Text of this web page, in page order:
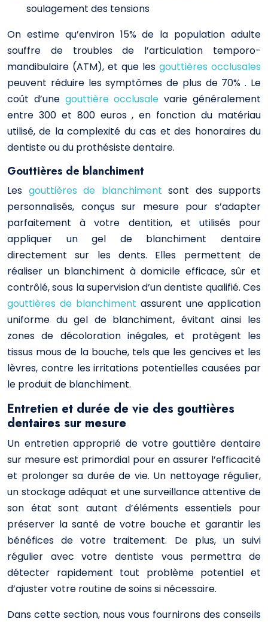
soulagement des tensions
On estime qu’environ 15%de la population adulte
souffre de troubles de l’articulation temporo-
mandibulaire (ATM), et que les gouttières occlusales
peuvent réduire les symptômes de plus de 70%. Le
coût d’une gouttière occlusalevarie généralement
entre 300 et 800 euros, en fonction du matériau
utilisé, de la complexité du cas et des honoraires du
dentiste ou du prothésiste dentaire.
Gouttières de blanchiment
Les gouttières de blanchiment sont des supports
personnalisés, conçus sur mesure pour s’adapter
parfaitement à votre dentition, et utilisés pour
appliquer un gel de blanchiment dentaire
directement sur les dents. Elles permettent de
réaliser un blanchiment à domicile efficace, sûr et
contrôlé, sous la supervision d’un dentiste qualifié. Ces
gouttières de blanchiment assurent une application
uniforme du gel de blanchiment, évitant ainsi les
zones de décoloration inégales, et protègent les
tissus mous de la bouche, tels que les gencives et les
lèvres, contre les irritations potentielles causées par
le produit de blanchiment.
Entretien et durée de vie des gouttières
dentaires sur mesure
Un entretien approprié de votre gouttière dentaire
sur mesure est primordial pour en assurer l’efficacité
et prolonger sa durée de vie. Un nettoyage régulier,
un stockage adéquat et une surveillance attentive de
son état sont autant d’éléments essentiels pour
préserver la santé de votre bouche et garantir les
bénéfices de votre traitement. De plus, un suivi
régulier avec votre dentiste vous permettra de
détecter rapidement tout problème potentiel et
d’ajuster votre routine de soins si nécessaire.
Dans cette section, nous vous fournirons des conseils